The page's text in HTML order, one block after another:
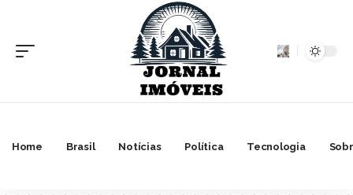
Home Brasil Notícias Política Tecnologia